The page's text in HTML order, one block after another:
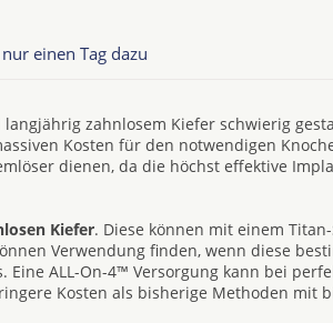
einen Tag dazu
zahnlosem Kiefer schwierig
Kosten für den notwendigen
dienen, da die höchst effektive
Kiefer. Diese können mit einem
Verwendung finden, wenn diese
ALL-On-4™ Versorgung kann bei
Kosten als bisherige Methoden mit